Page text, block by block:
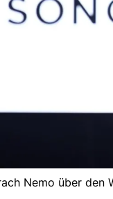
Nemo über